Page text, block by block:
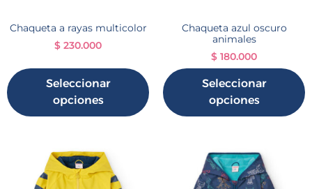
Chaqueta a rayas multicolor
$ 230.000
Seleccionar
opciones
Chaqueta azul oscuro
animales
$ 180.000
Seleccionar
opciones